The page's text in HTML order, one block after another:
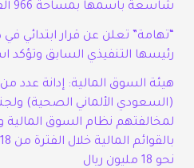
شاسعة باسمها بمساحة 966 ألف متر مربع
“تهامة” تعلن عن قرار ابتدائي
رئيسها التنفيذي السابق وتؤكد
هيئة السوق المالية: إدانة عدد
(السعودي الألماني الصحية)
لمخالفتهم نظام السوق المالية
نحو 18 مليون ريال